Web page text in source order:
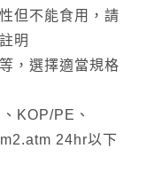
但不能食用，請
明
，選擇適當規格
KOP/PE、
24hr以下